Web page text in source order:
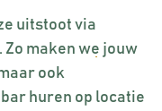
uitstoot via
. Zo maken we jouw
ook
huren op locatie